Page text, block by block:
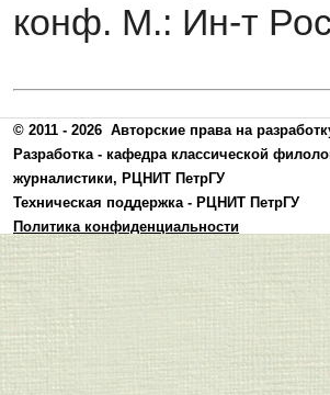
конф. М.: Ин-т
© 2011 - 2026 Авторские права на
Разработка - кафедра классической
журналистики, РЦНИТ ПетрГУ
Техническая поддержка - РЦНИТ ПетрГУ
Политика конфиденциальности